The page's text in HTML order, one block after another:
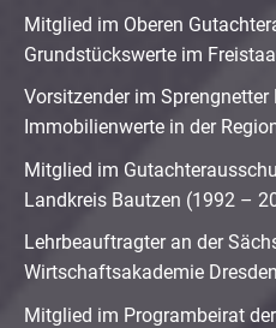
Mitglied im Oberen
Grundstückswerte im
Vorsitzender im
Immobilienwerte in der
Mitglied im
Landkreis Bautzen (1992 –
Lehrbeauftragter an der
Wirtschaftsakademie
Mitglied im Programbeirat der